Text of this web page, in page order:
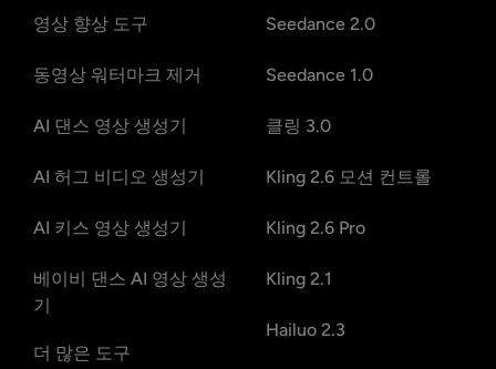
영상 향상 도구
동영상 워터마크 제거
AI 댄스 영상 생성기
AI 허그 비디오 생성기
AI 키스 영상 생성기
베이비 댄스 AI 영상 생성
기
더 많은 도구
Seedance 2.0
Seedance 1.0
클링 3.0
Kling 2.6 모션 컨트롤
Kling 2.6 Pro
Kling 2.1
Hailuo 2.3